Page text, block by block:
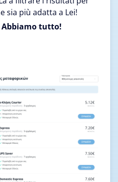
sia più adatta a Lei!
Abbiamo tutto!